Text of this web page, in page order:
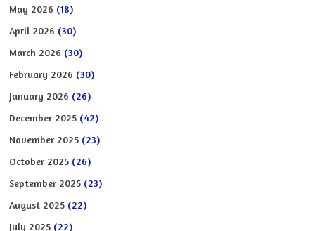
May 2026 (18)
April 2026 (30)
March 2026 (30)
February 2026 (30)
January 2026 (26)
December 2025 (42)
November 2025 (23)
October 2025 (26)
September 2025 (23)
August 2025 (22)
July 2025 (22)